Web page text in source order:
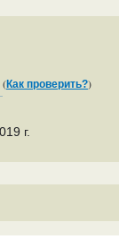
(Как проверить?)
г.